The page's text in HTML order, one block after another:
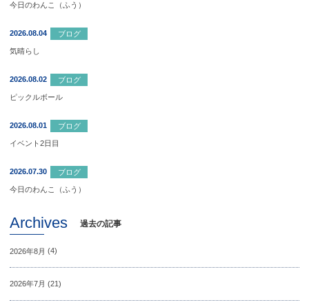
今日のわんこ（ふう）
2026.08.04 ブログ
気晴らし
2026.08.02 ブログ
ピックルボール
2026.08.01 ブログ
イベント2日目
2026.07.30 ブログ
今日のわんこ（ふう）
Archives 過去の記事
2026年8月 (4)
2026年7月 (21)